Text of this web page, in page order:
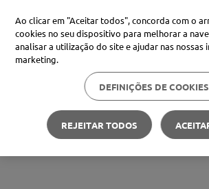
Ao clicar em "Aceitar todos", concorda com o
cookies no seu dispositivo para melhorar a
analisar a utilização do site e ajudar nas nossas
marketing.
DEFINIÇÕES DE COOKIES
REJEITAR TODOS